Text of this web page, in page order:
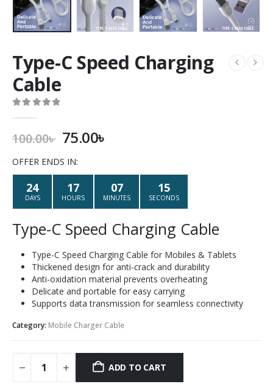
Type-C Speed Charging
Cable
100.00৳ 75.00৳
OFFER ENDS IN:
24
DAYS
17
HOURS
07
MINUTES
15
SECONDS
Type-C Speed Charging Cable
Type-C Speed Charging Cable for Mobiles & Tablets
Thickened design for anti-crack and durability
Anti-oxidation material prevents overheating
Delicate and portable for easy carrying
Supports data transmission for seamless connectivity
Category: Mobile Charger Cable
ADD TO CART